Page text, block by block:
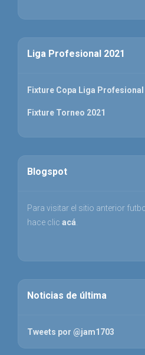
Liga Profesional 2021
Fixture Copa Liga Profesional
Fixture Torneo 2021
Blogspot
Para visitar el sitio anterior
hace clic acá
Noticias de última
Tweets por @jam1703